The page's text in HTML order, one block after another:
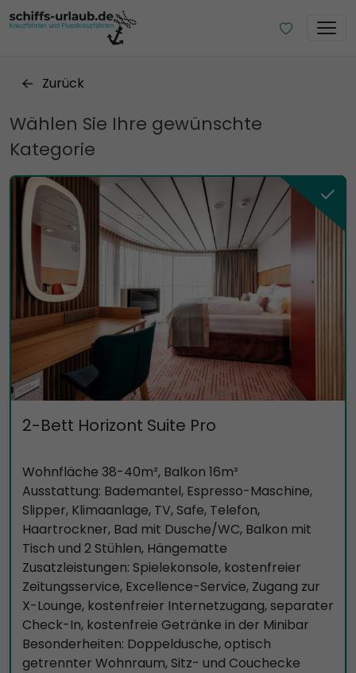
Zurück
Wählen Sie Ihre gewünschte
Kategorie
2-Bett Horizont Suite Pro
Wohnfläche 38-40m², Balkon 16m²
Ausstattung: Bademantel, Espresso-Maschine,
Slipper, Klimaanlage, TV, Safe, Telefon,
Haartrockner, Bad mit Dusche/WC, Balkon mit
Tisch und 2 Stühlen, Hängematte
Zusatzleistungen: Spielekonsole, kostenfreier
Zeitungsservice, Excellence-Service, Zugang zur
X-Lounge, kostenfreier Internetzugang, separater
Check-In, kostenfreie Getränke in der Minibar
Besonderheiten: Doppeldusche, optisch
getrennter Wohnraum, Sitz- und Couchecke